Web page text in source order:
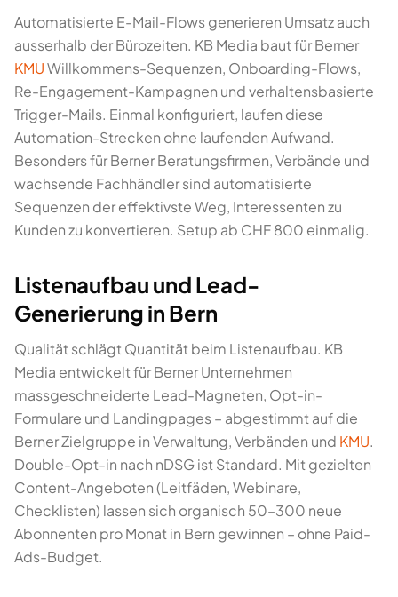
Automatisierte E-Mail-Flows generieren Umsatz auch
ausserhalb der Bürozeiten. KB Media baut für Berner
KMUWillkommens-Sequenzen, Onboarding-Flows,
Re-Engagement-Kampagnen und verhaltensbasierte
Trigger-Mails. Einmal konfiguriert, laufen diese
Automation-Strecken ohne laufenden Aufwand.
Besonders für Berner Beratungsfirmen, Verbände und
wachsende Fachhändler sind automatisierte
Sequenzen der effektivste Weg, Interessenten zu
Kunden zu konvertieren. Setup ab CHF 800 einmalig.
Listenaufbau und Lead-
Generierung in Bern
Qualität schlägt Quantität beim Listenaufbau. KB
Media entwickelt für Berner Unternehmen
massgeschneiderte Lead-Magneten, Opt-in-
Formulare und Landingpages – abgestimmt auf die
Berner Zielgruppe in Verwaltung, Verbänden und KMU.
Double-Opt-in nach nDSG ist Standard. Mit gezielten
Content-Angeboten (Leitfäden, Webinare,
Checklisten) lassen sich organisch 50–300 neue
Abonnenten pro Monat in Bern gewinnen – ohne Paid-
Ads-Budget.